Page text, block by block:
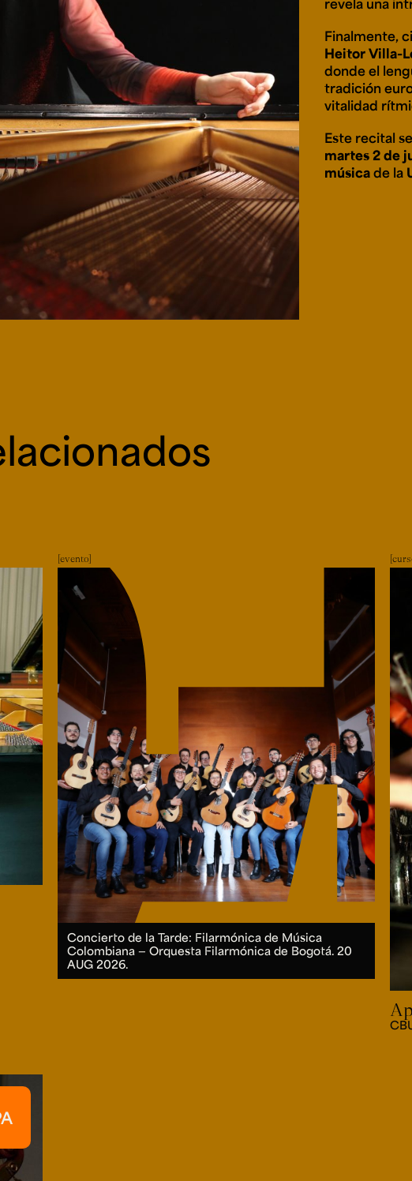
Finalmente,
Heitor Villa-
donde el
tradición
vitalidad
Este recital
martes 2 de
músicade la
evento
Concierto de la Tarde: Filarmónica de Música
Colombiana — Orquesta Filarmónica de Bogotá.20
AUG 2026.